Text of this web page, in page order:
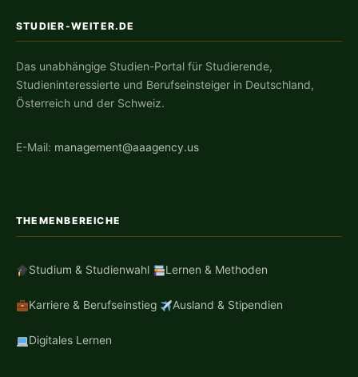
STUDIER-WEITER.DE
Das unabhängige Studien-Portal für Studierende,
Studieninteressierte und Berufseinsteiger in Deutschland,
Österreich und der Schweiz.
E-Mail: management@aaagency.us
THEMENBEREICHE
Studium & Studienwahl Lernen & Methoden
Karriere & Berufseinstieg Ausland & Stipendien
Digitales Lernen